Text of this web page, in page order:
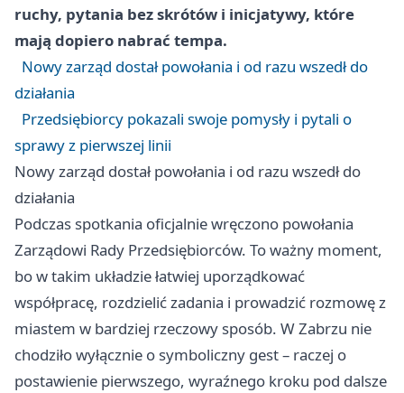
ruchy, pytania bez skrótów i inicjatywy, które
mają dopiero nabrać tempa.
Nowy zarząd dostał powołania i od razu wszedł do
działania
Przedsiębiorcy pokazali swoje pomysły i pytali o
sprawy z pierwszej linii
Nowy zarząd dostał powołania i od razu wszedł do
działania
Podczas spotkania oficjalnie wręczono powołania
Zarządowi Rady Przedsiębiorców. To ważny moment,
bo w takim układzie łatwiej uporządkować
współpracę, rozdzielić zadania i prowadzić rozmowę z
miastem w bardziej rzeczowy sposób. W Zabrzu nie
chodziło wyłącznie o symboliczny gest – raczej o
postawienie pierwszego, wyraźnego kroku pod dalsze